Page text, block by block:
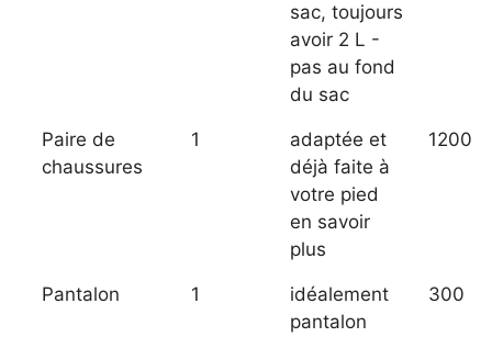
sac, toujours
avoir 2 L -
pas au fond
du sac
Paire de
chaussures
1
adaptée et
déjà faite à
votre pied
en savoir
plus
1200
Pantalon 1
idéalement
pantalon
300